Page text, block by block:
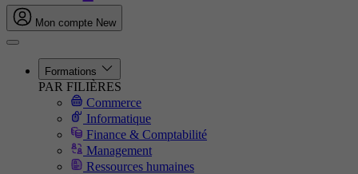
Mon compte New
Formations
PAR FILIÈRES
Commerce
Informatique
Finance & Comptabilité
Management
Ressources humaines